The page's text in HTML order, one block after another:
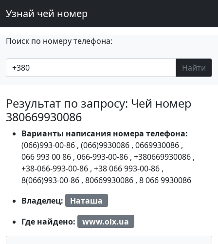
Узнай чей номер
Поиск по номеру телефона:
Найти
Результат по запросу: Чей номер
380669930086
Варианты написания номера телефона:
(066)993-00-86 , (066)9930086 , 0669930086 ,
066 993 00 86 , 066-993-00-86 , +380669930086 ,
+38-066-993-00-86 , +38 066 993-00-86 ,
8(066)993-00-86 , 80669930086 , 8 066 9930086
Владелец:
Наташа
Где найдено:
www.olx.ua